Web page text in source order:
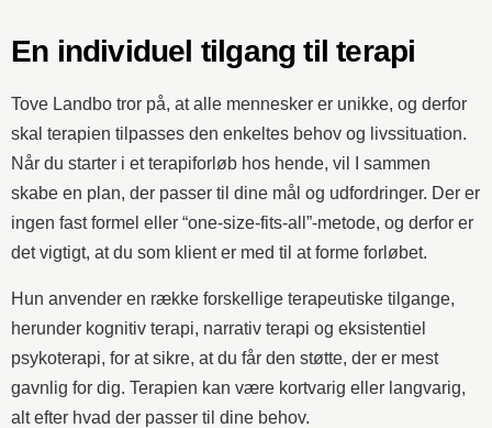
En individuel tilgang til terapi
Tove Landbo tror på, at alle mennesker er unikke, og derfor
skal terapien tilpasses den enkeltes behov og livssituation.
Når du starter i et terapiforløb hos hende, vil I sammen
skabe en plan, der passer til dine mål og udfordringer. Der er
ingen fast formel eller “one-size-fits-all”-metode, og derfor er
det vigtigt, at du som klient er med til at forme forløbet.
Hun anvender en række forskellige terapeutiske tilgange,
herunder kognitiv terapi, narrativ terapi og eksistentiel
psykoterapi, for at sikre, at du får den støtte, der er mest
gavnlig for dig. Terapien kan være kortvarig eller langvarig,
alt efter hvad der passer til dine behov.